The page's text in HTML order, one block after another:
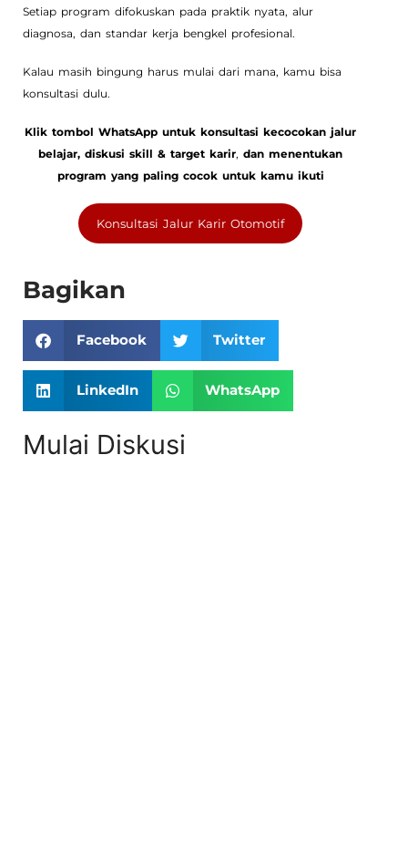
Setiap program difokuskan pada praktik nyata, alur
diagnosa, dan standar kerja bengkel profesional.
Kalau masih bingung harus mulai dari mana, kamu bisa
konsultasi dulu.
Klik tombol WhatsApp untuk konsultasi kecocokan jalur
belajar, diskusi skill & target karir, dan menentukan
program yang paling cocok untuk kamu ikuti
Konsultasi Jalur Karir Otomotif
Bagikan
Facebook Twitter
LinkedIn WhatsApp
Mulai Diskusi